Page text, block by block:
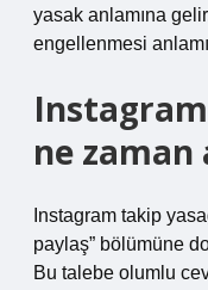
yasak anlamına
engellenmesi
ne zaman
Instagram takip
paylaş” bölümüne
Bu talebe olumlu